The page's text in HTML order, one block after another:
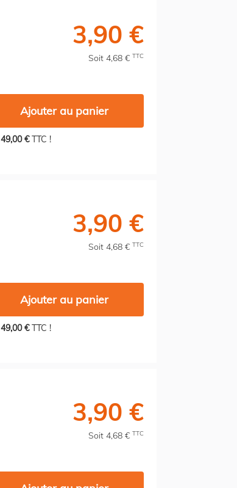
3,90 €
Soit 4,68 € TTC
Ajouter au panier
49,00 €TTC !
3,90 €
Soit 4,68 € TTC
Ajouter au panier
49,00 €TTC !
3,90 €
Soit 4,68 € TTC